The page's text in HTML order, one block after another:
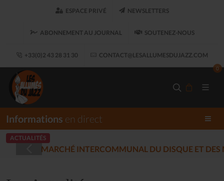
ESPACE PRIVÉ NEWSLETTERS
ABONNEMENT AU JOURNAL SOUTENEZ-NOUS
+33(0)2 43 28 31 30 CONTACT@LESALLUMESDUJAZZ.COM
0
Informations en direct
ACTUALITÉS
LES ALLUMÉS